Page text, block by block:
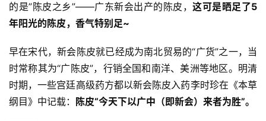
八
点
音
高
僧
的是”陈皮之乡”——广东新会出产的陈皮， 这可是晒足了5
年阳光的陈皮，香气特别足~
早在宋代，新会陈皮就已经成为南北贸易的“广货”之一，当
时常称其为“广陈皮”，行销全国和南洋、美洲等地区。明清
时期，一些宫廷高级药方都以新会陈皮入药李时珍在《本草
纲目》中记载： 陈皮“今天下以广中（即新会）来者为胜”。